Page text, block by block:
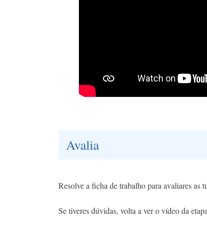
Avalia
Resolve a ficha de trabalho para avaliares as
Se tiveres dúvidas, volta a ver o vídeo da